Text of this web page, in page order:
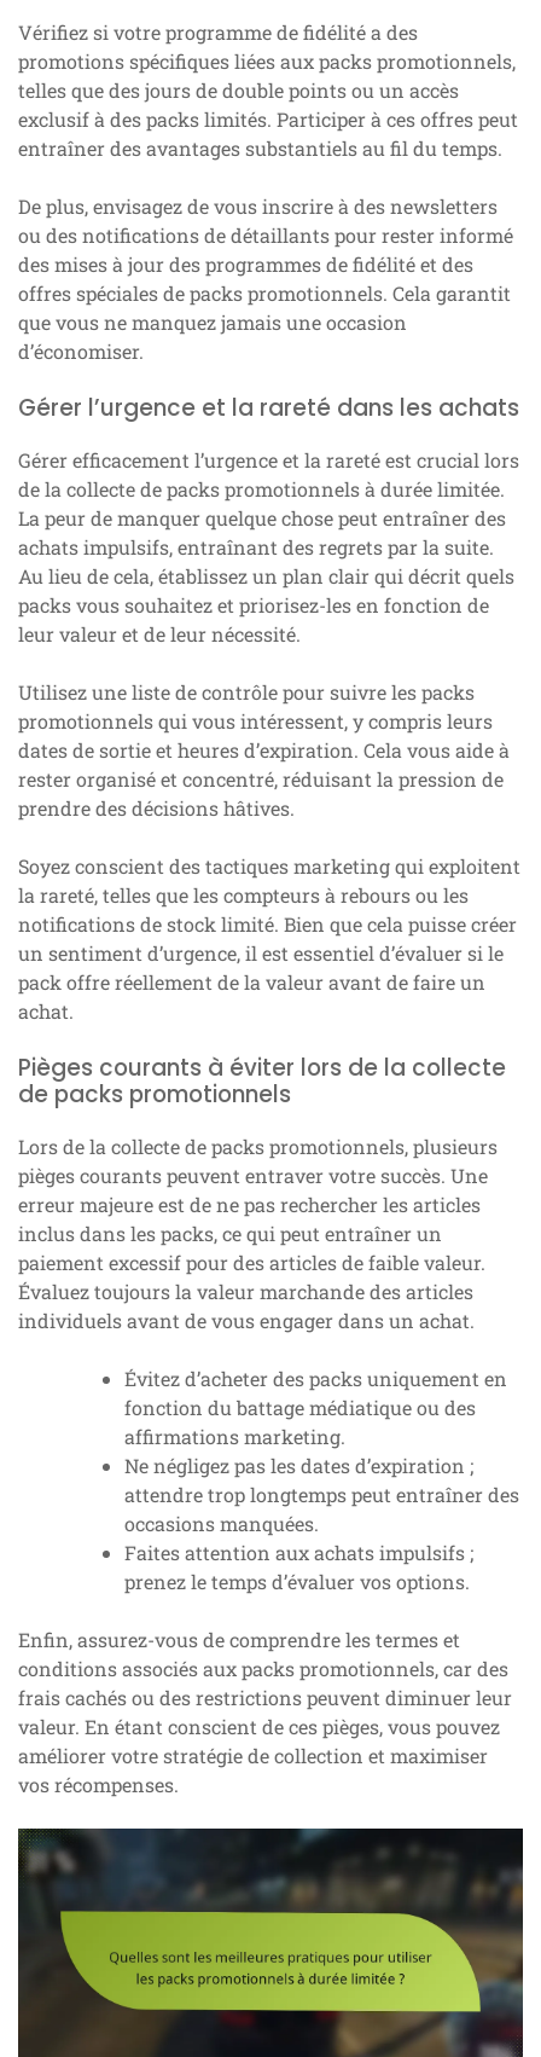
Vérifiez si votre programme de fidélité a des
promotions spécifiques liées aux packs promotionnels,
telles que des jours de double points ou un accès
exclusif à des packs limités. Participer à ces offres peut
entraîner des avantages substantiels au fil du temps.
De plus, envisagez de vous inscrire à des newsletters
ou des notifications de détaillants pour rester informé
des mises à jour des programmes de fidélité et des
offres spéciales de packs promotionnels. Cela garantit
que vous ne manquez jamais une occasion
d’économiser.
Gérer l’urgence et la rareté dans les achats
Gérer efficacement l’urgence et la rareté est crucial lors
de la collecte de packs promotionnels à durée limitée.
La peur de manquer quelque chose peut entraîner des
achats impulsifs, entraînant des regrets par la suite.
Au lieu de cela, établissez un plan clair qui décrit quels
packs vous souhaitez et priorisez-les en fonction de
leur valeur et de leur nécessité.
Utilisez une liste de contrôle pour suivre les packs
promotionnels qui vous intéressent, y compris leurs
dates de sortie et heures d’expiration. Cela vous aide à
rester organisé et concentré, réduisant la pression de
prendre des décisions hâtives.
Soyez conscient des tactiques marketing qui exploitent
la rareté, telles que les compteurs à rebours ou les
notifications de stock limité. Bien que cela puisse créer
un sentiment d’urgence, il est essentiel d’évaluer si le
pack offre réellement de la valeur avant de faire un
achat.
Pièges courants à éviter lors de la collecte
de packs promotionnels
Lors de la collecte de packs promotionnels, plusieurs
pièges courants peuvent entraver votre succès. Une
erreur majeure est de ne pas rechercher les articles
inclus dans les packs, ce qui peut entraîner un
paiement excessif pour des articles de faible valeur.
Évaluez toujours la valeur marchande des articles
individuels avant de vous engager dans un achat.
Évitez d’acheter des packs uniquement en
fonction du battage médiatique ou des
affirmations marketing.
Ne négligez pas les dates d’expiration ;
attendre trop longtemps peut entraîner des
occasions manquées.
Faites attention aux achats impulsifs ;
prenez le temps d’évaluer vos options.
Enfin, assurez-vous de comprendre les termes et
conditions associés aux packs promotionnels, car des
frais cachés ou des restrictions peuvent diminuer leur
valeur. En étant conscient de ces pièges, vous pouvez
améliorer votre stratégie de collection et maximiser
vos récompenses.